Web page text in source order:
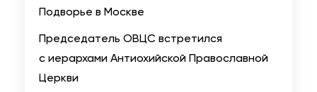
Подворье в Москве
Председатель ОВЦС встретился
с иерархами Антиохийской Православной
Церкви